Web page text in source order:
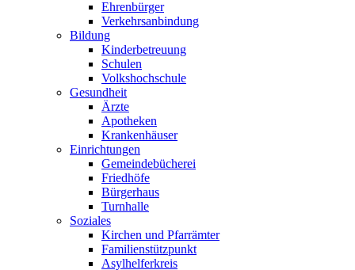
Ehrenbürger
Verkehrsanbindung
Bildung
Kinderbetreuung
Schulen
Volkshochschule
Gesundheit
Ärzte
Apotheken
Krankenhäuser
Einrichtungen
Gemeindebücherei
Friedhöfe
Bürgerhaus
Turnhalle
Soziales
Kirchen und Pfarrämter
Familienstützpunkt
Asylhelferkreis